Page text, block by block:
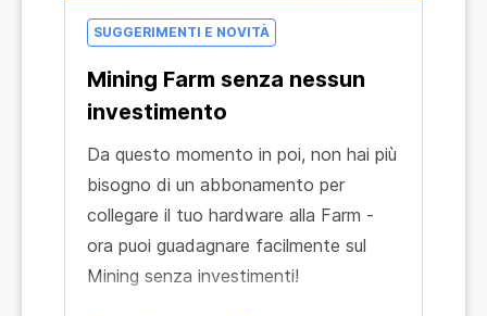
SUGGERIMENTI E NOVITÀ
Mining Farm senza nessun
investimento
Da questo momento in poi, non hai più
bisogno di un abbonamento per
collegare il tuo hardware alla Farm -
ora puoi guadagnare facilmente sul
Mining senza investimenti!